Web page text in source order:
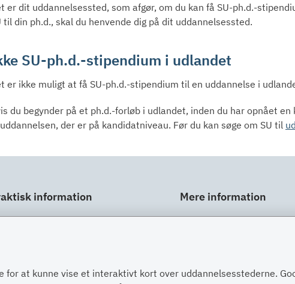
er dit uddannelsessted, som afgør, om du kan få SU-ph.d.-
til din ph.d., skal du henvende dig på dit uddannelsessted.
SU-ph.d.-stipendium i udlandet
er ikke muligt at få SU-ph.d.-stipendium til en uddannelse i
du begynder på et ph.d.-forløb i udlandet, inden du har opnået
der er på kandidatniveau. Før du kan søge om SU til
information
ansvar
Post
Mere information
Links
Kontakt
for at kunne vise et interaktivt kort over uddannelsesstederne.